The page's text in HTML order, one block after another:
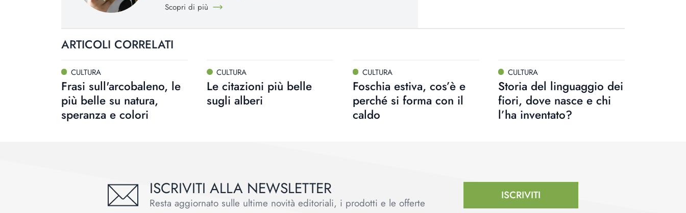
Scopri di più
ARTICOLI CORRELATI
CULTURA
Frasi sull'arcobaleno, le
più belle su natura,
speranza e colori
CULTURA
Le citazioni più belle
sugli alberi
CULTURA
Foschia estiva, cos’è e
perché si forma con il
caldo
CULTURA
Storia del linguaggio dei
fiori, dove nasce e chi
l’ha inventato?
ISCRIVITI ALLA NEWSLETTER
Resta aggiornato sulle ultime novità editoriali, i prodotti e le offerte
ISCRIVITI